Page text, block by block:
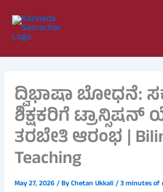
content
ದ್ವಿಭಾಷಾ ಬೋಧನೆ:
ಶಿಕ್ಷಕರಿಗೆ
ತರಬೇತಿ ಆರಂಭ |
Teaching
May 27, 2026/ ByChetan Ukkali/3 minutes of